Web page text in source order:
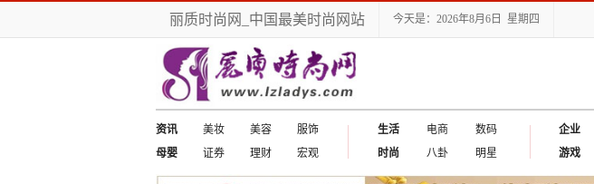
丽质时尚网_中国最美时尚网站 今天是：2026年8月6日 星期四
资讯 美妆 美容
服饰
母婴
证券 理财 宏观
生活 电商
数码
时尚
八卦 明星
企业
游戏